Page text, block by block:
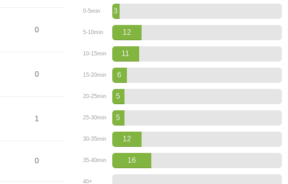
0
0
1
0
0-5min 3
5-10min 12
10-15min 11
15-20min 6
20-25min 5
25-30min 5
30-35min 12
35-40min 16
40+